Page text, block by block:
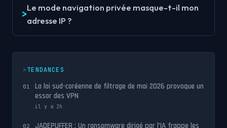
Le mode navigation privée masque-t-il mon
adresse IP ?
TENDANCES
01
La loi sud-coréenne de filtrage de mai 2026 provoque un
essor des VPN
il y a 2h
02
JADEPUFFER : Un ransomware dirigé par l’IA frappe les